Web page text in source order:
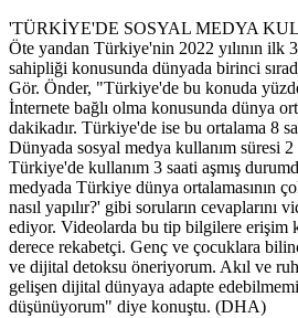
'TÜRKİYE'DE SOSYAL MEDYA
Öte yandan Türkiye'nin 2022 yılının ilk
sahipliği konusunda dünyada birinci
Gör. Önder, "Türkiye'de bu konuda
İnternete bağlı olma konusunda dünya
dakikadır. Türkiye'de ise bu ortalama 8
Dünyada sosyal medya kullanım süresi
Türkiye'de kullanım 3 saati aşmış
medyada Türkiye dünya ortalamasının
nasıl yapılır?' gibi soruların cevaplarını
ediyor. Videolarda bu tip bilgilere erişim
derece rekabetçi. Genç ve çocuklara
ve dijital detoksu öneriyorum. Akıl ve ruh
gelişen dijital dünyaya adapte
düşünüyorum" diye konuştu. (DHA)